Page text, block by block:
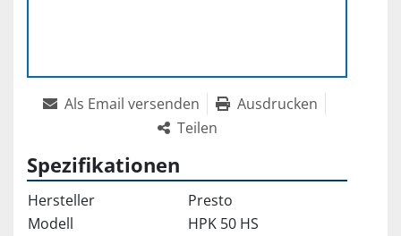
Als Email versenden
Ausdrucken
Teilen
Spezifikationen
Hersteller
Presto
Modell
HPK 50 HS